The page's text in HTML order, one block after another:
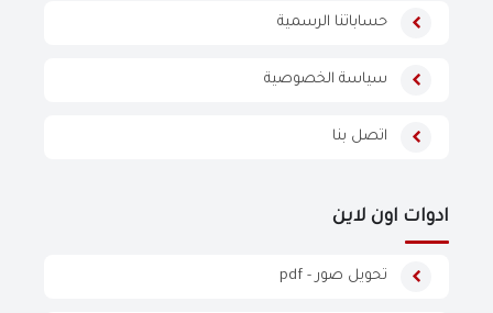
حساباتنا الرسمية
سياسة الخصوصية
اتصل بنا
ادوات اون لاين
تحويل صور - pdf